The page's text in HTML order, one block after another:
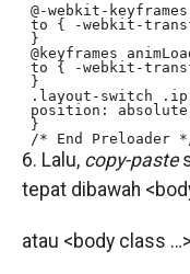
@-webkit-
to { -webkit-
}
@keyframes
to { -webkit-
}
.layout-switch
position:
}
/* End Preloader
6. Lalu, copy-paste
tepat dibawah
atau <body class